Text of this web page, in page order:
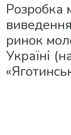
Розробка
ринок
Україні